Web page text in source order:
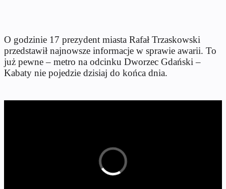
O godzinie 17 prezydent miasta Rafał Trzaskowski
przedstawił najnowsze informacje w sprawie awarii. To
już pewne – metro na odcinku Dworzec Gdański –
Kabaty nie pojedzie dzisiaj do końca dnia.